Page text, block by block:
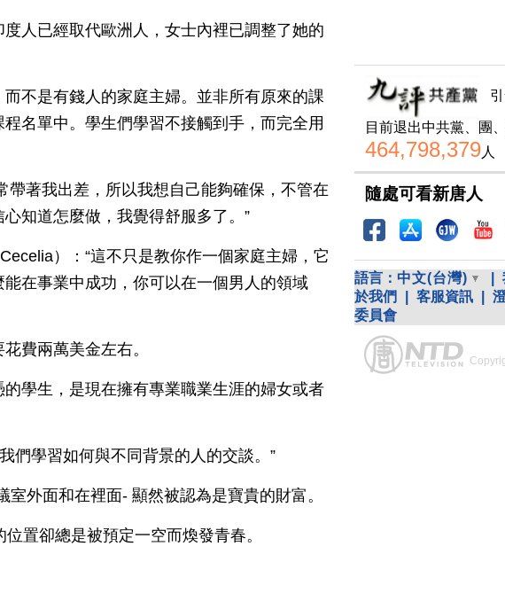
人已經取代歐洲人，女士內裡已調整了她的
不是有錢人的家庭主婦。並非所有原來的課
名單中。學生們學習不接觸到手，而完全用
帶著我出差，所以我想自己能夠確保，不管在
知道怎麼做，我覺得舒服多了。”
）：“這不只是教你作一個家庭主婦，它
在事業中成功，你可以在一個男人的領域
費兩萬美金左右。
學生，是現在擁有專業職業生涯的婦女或者
們學習如何與不同背景的人的交談。”
外面和在裡面- 顯然被認為是寶貴的財富。
置卻總是被預定一空而煥發青春。
目前退出中共黨、團
464,798,379人
隨處可看新唐人
語言： 中文(台灣)
於我們
客服資訊
委員會